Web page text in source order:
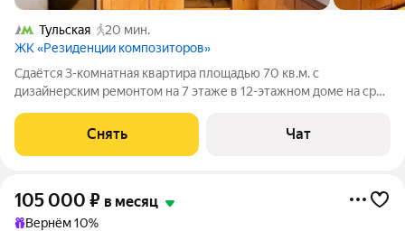
Тульская
20 мин.
ЖК «Резиденции композиторов»
Сдаётся 3-комнатная квартира площадью 70 кв.м. с
дизайнерским ремонтом на 7 этаже в 12-этажном доме на срок
Стиральная машина Холодильник Посудомоечная машина
Снять Чат
105 000 ₽ в месяц
Вернём 10%